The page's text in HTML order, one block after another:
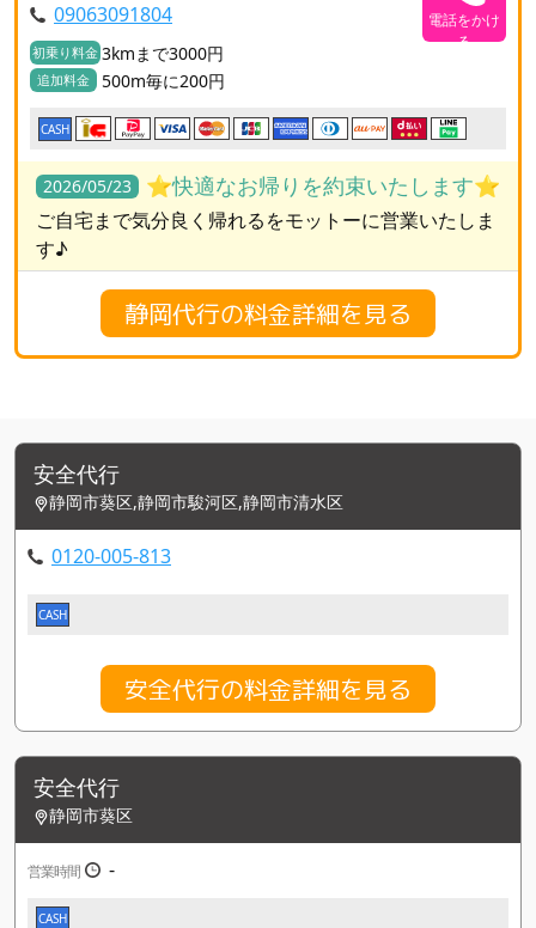
09063091804
初乗り料金 3kmまで3000円
追加料金 500m毎に200円
電話をかけ
る
CASH
2026/05/23 ⭐️快適なお帰りを約束いたします⭐️
ご自宅まで気分良く帰れるをモットーに営業いたしま
す♪
静岡代行の料金詳細を見る
安全代行
静岡市葵区,静岡市駿河区,静岡市清水区
0120-005-813
CASH
安全代行の料金詳細を見る
安全代行
静岡市葵区
営業時間 -
CASH